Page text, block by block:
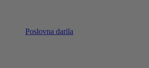
Poslovna darila